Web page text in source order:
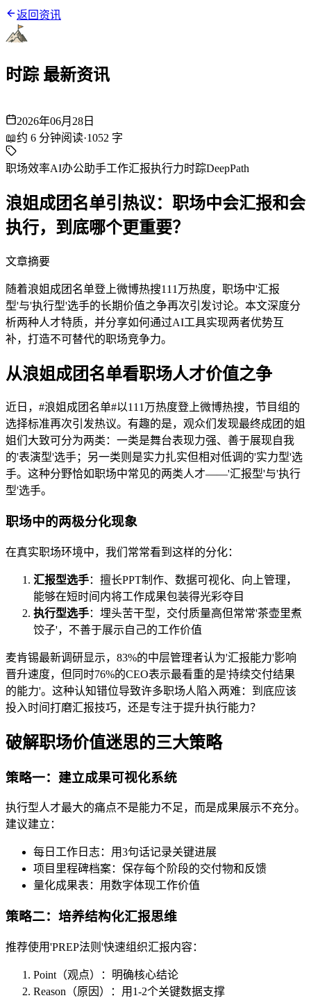
返回资讯
时踪 最新资讯
2026年06月28日
📖约 6 分钟阅读·1052 字
职场效率AI办公助手工作汇报执行力时踪DeepPath
浪姐成团名单引热议：职场中会汇报和会
执行，到底哪个更重要？
文章摘要
随着浪姐成团名单登上微博热搜111万热度，职场中'汇报
型'与'执行型'选手的长期价值之争再次引发讨论。本文深度分
析两种人才特质，并分享如何通过AI工具实现两者优势互
补，打造不可替代的职场竞争力。
从浪姐成团名单看职场人才价值之争
近日，#浪姐成团名单#以111万热度登上微博热搜，节目组的
选择标准再次引发热议。有趣的是，观众们发现最终成团的姐
姐们大致可分为两类：一类是舞台表现力强、善于展现自我
的'表演型'选手；另一类则是实力扎实但相对低调的'实力型'选
手。这种分野恰如职场中常见的两类人才——'汇报型'与'执行
型'选手。
职场中的两极分化现象
在真实职场环境中，我们常常看到这样的分化：
汇报型选手：擅长PPT制作、数据可视化、向上管理，
能够在短时间内将工作成果包装得光彩夺目
执行型选手：埋头苦干型，交付质量高但常常'茶壶里煮
饺子'，不善于展示自己的工作价值
麦肯锡最新调研显示，83%的中层管理者认为'汇报能力'影响
晋升速度，但同时76%的CEO表示最看重的是'持续交付结果
的能力'。这种认知错位导致许多职场人陷入两难：到底应该
投入时间打磨汇报技巧，还是专注于提升执行能力？
破解职场价值迷思的三大策略
策略一：建立成果可视化系统
执行型人才最大的痛点不是能力不足，而是成果展示不充分。
建议建立：
每日工作日志：用3句话记录关键进展
项目里程碑档案：保存每个阶段的交付物和反馈
量化成果表：用数字体现工作价值
策略二：培养结构化汇报思维
推荐使用'PREP法则'快速组织汇报内容：
Point（观点）：明确核心结论
Reason（原因）：用1-2个关键数据支撑